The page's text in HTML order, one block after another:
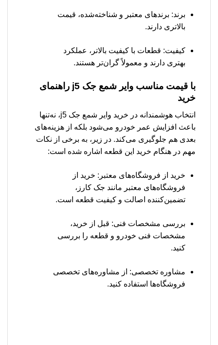
برند: برندهای معتبر و شناخته‌شده، قیمت
بالاتری دارند.
کیفیت: قطعات با کیفیت بالاتر، عملکرد
بهتری دارند و معمولاً گران‌تر هستند.
با قیمت مناسب وایر شمع جک j5 راهنمای
خرید
انتخاب هوشمندانه در خرید وایر شمع جک j5، نه‌تنها
باعث افزایش عمر خودرو می‌شود بلکه از هزینه‌های
بعدی هم جلوگیری می‌کند. در زیر، به برخی از نکات
مهم در هنگام خرید این قطعه اشاره شده است:
خرید از فروشگاه‌های معتبر: خرید از
فروشگاه‌های معتبر مانند جک کارز،
تضمین‌کننده اصالت و کیفیت قطعه است.
بررسی مشخصات فنی: قبل از خرید،
مشخصات فنی خودرو و قطعه را بررسی
کنید.
مشاوره تخصصی: از مشاوره‌های تخصصی
فروشگاه‌ها استفاده کنید.